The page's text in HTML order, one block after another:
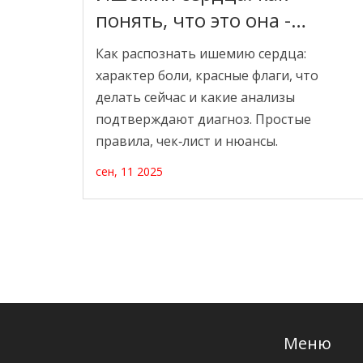
понять, что это она -
симптомы, проверки и
когда срочно звать врачей
Как распознать ишемию сердца:
характер боли, красные флаги, что
делать сейчас и какие анализы
подтверждают диагноз. Простые
правила, чек‑лист и нюансы.
сен, 11 2025
Меню